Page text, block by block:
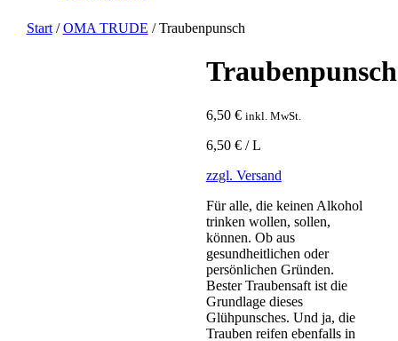
Start/OMA TRUDE / Traubenpunsch
Traubenpunsch
6,50 € inkl. MwSt.
6,50 € / L
zzgl. Versand
Für alle, die keinen Alkohol
trinken wollen, sollen,
können. Ob aus
gesundheitlichen oder
persönlichen Gründen.
Bester Traubensaft ist die
Grundlage dieses
Glühpunsches. Und ja, die
Trauben reifen ebenfalls in